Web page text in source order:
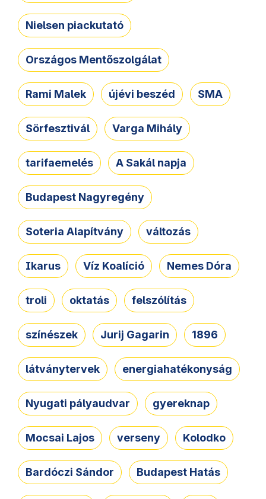
Nielsen piackutató
Országos Mentőszolgálat
Rami Malek újévi beszéd SMA
Sörfesztivál Varga Mihály
tarifaemelés A Sakál napja
Budapest Nagyregény
Soteria Alapítvány változás
Ikarus Víz Koalíció Nemes Dóra
troli oktatás felszólítás
színészek Jurij Gagarin 1896
látványtervek energiahatékonyság
Nyugati pályaudvar gyereknap
Mocsai Lajos verseny Kolodko
Bardóczi Sándor Budapest Hatás